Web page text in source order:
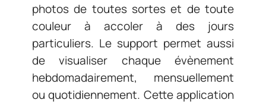
photos de toutes sortes et de toute
couleur à accoler à des jours
particuliers. Le support permet aussi
de visualiser chaque évènement
hebdomadairement, mensuellement
ou quotidiennement. Cette application